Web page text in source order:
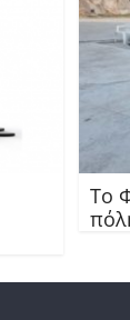
Το